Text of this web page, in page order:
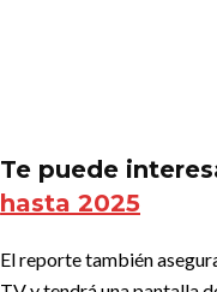
Te puede
hasta 2025
El reporte también